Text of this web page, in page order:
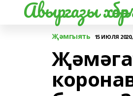
Авыргазы
Җәмгыять 15 ИЮЛЯ 2020,